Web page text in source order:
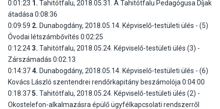
0:01:23 1. Tahitótfalu, 2018.05.31. A Tahitótfalu Pedagógusa Díjak
átadása 0:08:36
0:09:59 2. Dunabogdány, 2018.05.14. Képviselő-testületi ülés - (5)
Óvodai létszámbővítés 0:02:25
0:12:243. Tahitótfalu, 2018.05.24. Képviselő-testületi ülés (3) -
Zárszámadás 0:02:13
0:14:374. Dunabogdány, 2018.05.14. Képviselő-testületi ülés - (6)
Kovács László szentendrei rendőrkapitány beszámolója 0:04:00
0:18:375. Tahitótfalu, 2018.05.24. Képviselő-testületi ülés (2) -
Okostelefon-alkalmazásra épülő ügyfélkapcsolati rendszerről